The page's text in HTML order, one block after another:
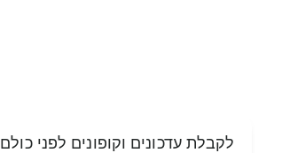
לקבלת עדכונים וקופונים לפני כולם